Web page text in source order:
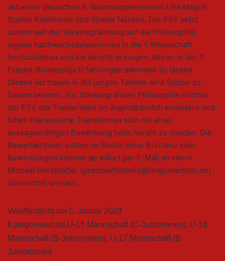
aktuellen deutschen A-Nationalspielerinnen Lina Magull,
Sophia Kleinherne und Sjoeke Nüsken. Der FSV setzt
zudem seit der Vereinsgründung auf die Philosophie,
eigene Nachwuchsspielerinnen in die 1. Mannschaft
hochzuziehen und sie bereits in jungen Jahren in der 2.
Frauen-Bundesliga Erfahrungen sammeln zu lassen.
Dieses Vertrauen in die jungen Talente wird Saison zu
Saison belohnt. Zur Stärkung dieser Philosophie möchte
der FSV das Trainerteam im Jugendbereich erweitern und
bittet interessierte TrainerInnen sich mit einer
aussagekräftigen Bewerbung beim Verein zu melden. Die
BewerberInnen sollten im Besitz einer B-Lizenz sein.
Bewerbungen können ab sofort per E-Mail an Herrn
Michael Horstkötter (geschaeftsstelle@fsvguetersloh.de)
übermittelt werden.
Veröffentlicht am 5. Januar 2023
Kategorisiert als U-15 Mannschaft (C-Juniorinnen), U-16
Mannschaft (B-Juniorinnen), U-17 Mannschaft (B-
Juniorinnen)